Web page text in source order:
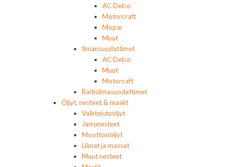
AC Delco
Motorcraft
Mopar
Muut
Ilmansuodattimet
AC Delco
Muut
Motorcaft
Raitisilmasuodattimet
Öljyt, nesteet & maalit
Vaihteistoöljyt
Jarrunesteet
Moottoriöljyt
Liimat ja massat
Muut nesteet